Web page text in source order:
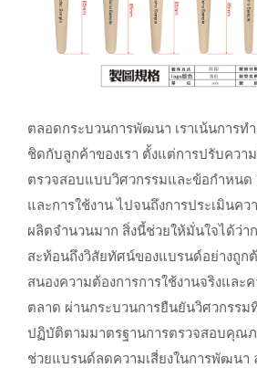
ตลอดกระบวนการพัฒนา เราเน้นการท
ชิดกับลูกค้าของเรา ตั้งแต่การปรับควา
ตรวจสอบแบบวิศวกรรมและข้อกำหนด
และการใช้งาน ไปจนถึงการประเมินคว
ผลิตจำนวนมาก สิ่งนี้ช่วยให้มั่นใจได้ว่
สะท้อนถึงวิสัยทัศน์ของแบรนด์อย่างถูก
สนองความต้องการการใช้งานจริงและ
ตลาด ผ่านกระบวนการยืนยันวิศวกรรม
ปฏิบัติตามมาตรฐานการตรวจสอบคุณภ
ช่วยแบรนด์ลดความเสี่ยงในการพัฒนา